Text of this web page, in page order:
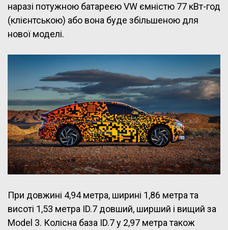
наразі потужною батареєю VW ємністю 77 кВт-год
(клієнтською) або вона буде збільшеною для
нової моделі.
При довжині 4,94 метра, ширині 1,86 метра та
висоті 1,53 метра ID.7 довший, ширший і вищий за
Model 3. Колісна база ID.7 у 2,97 метра також